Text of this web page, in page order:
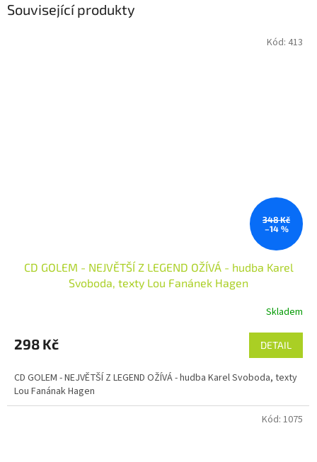
Související produkty
348 Kč
–14 %
CD GOLEM - NEJVĚTŠÍ Z LEGEND OŽÍVÁ - hudba Karel
Svoboda, texty Lou Fanánek Hagen
Skladem
298 Kč DETAIL
CD GOLEM - NEJVĚTŠÍ Z LEGEND OŽÍVÁ - hudba Karel Svoboda, texty
Lou Fanának Hagen
Kód: 413
Kód: 1075